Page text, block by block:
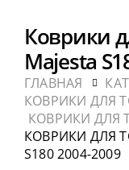
Коврики
Majesta
ГЛАВНАЯ
КОВРИКИ ДЛЯ
КОВРИКИ ДЛЯ
КОВРИКИ ДЛЯ
S180 2004-2009